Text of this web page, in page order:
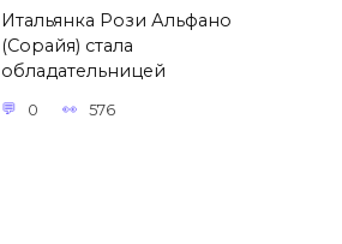
Итальянка Рози Альфано
(Сорайя) стала
обладательницей
0 576